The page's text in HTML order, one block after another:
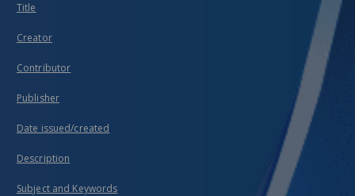
Title
Creator
Contributor
Publisher
Date issued/created
Description
Subject and Keywords